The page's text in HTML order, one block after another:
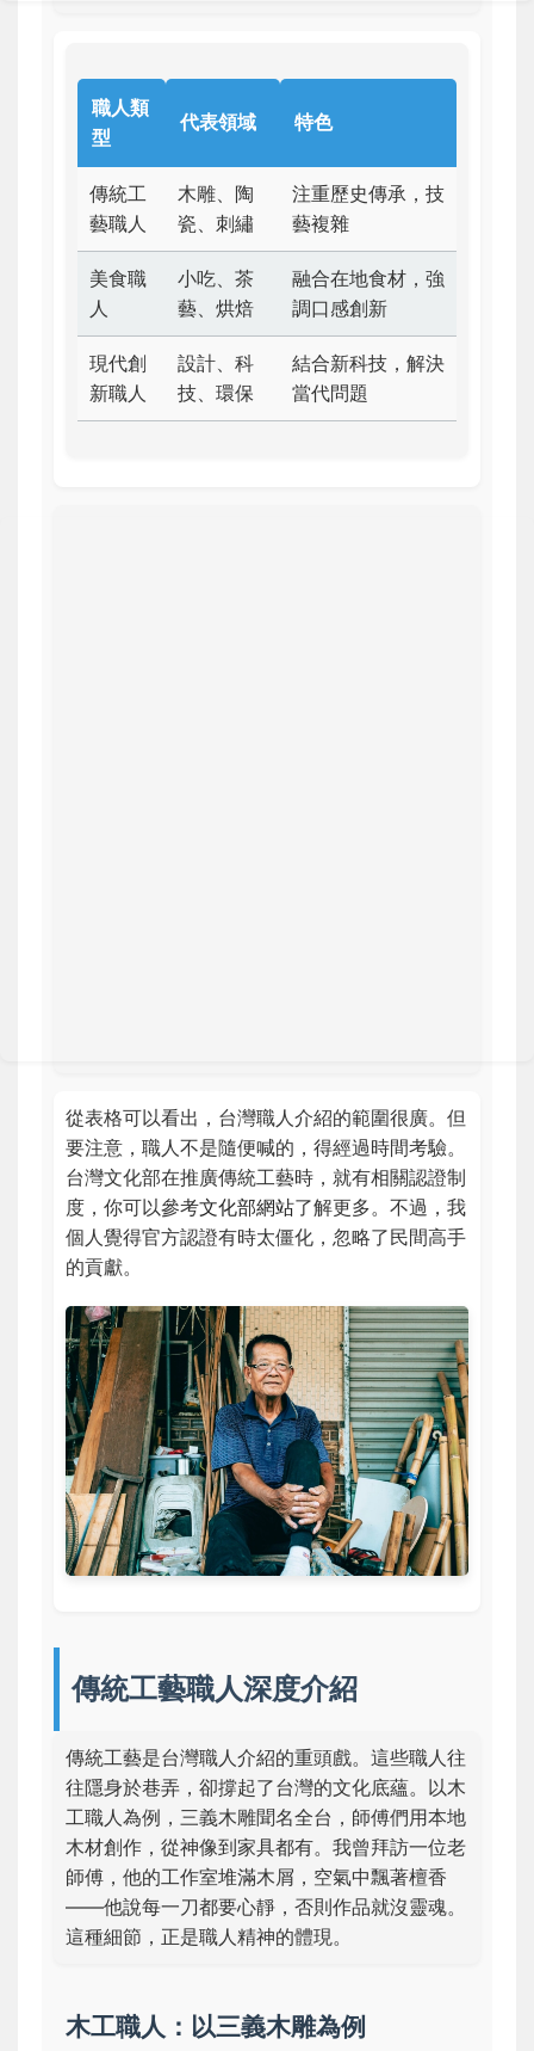
職人類
型
代表領域 特色
傳統工
藝職人
木雕、陶
瓷、刺繡
注重歷史傳承，技
藝複雜
美食職
人
小吃、茶
藝、烘焙
融合在地食材，強
調口感創新
現代創
新職人
設計、科
技、環保
結合新科技，解決
當代問題
從表格可以看出，台灣職人介紹的範圍很廣。但
要注意，職人不是隨便喊的，得經過時間考驗。
台灣文化部在推廣傳統工藝時，就有相關認證制
度，你可以參考文化部網站了解更多。不過，我
個人覺得官方認證有時太僵化，忽略了民間高手
的貢獻。
傳統工藝職人深度介紹
傳統工藝是台灣職人介紹的重頭戲。這些職人往
往隱身於巷弄，卻撐起了台灣的文化底蘊。以木
工職人為例，三義木雕聞名全台，師傅們用本地
木材創作，從神像到家具都有。我曾拜訪一位老
師傅，他的工作室堆滿木屑，空氣中飄著檀香
——他說每一刀都要心靜，否則作品就沒靈魂。
這種細節，正是職人精神的體現。
木工職人：以三義木雕為例